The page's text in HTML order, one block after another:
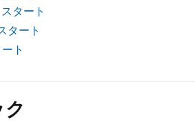
タート
タート
ト